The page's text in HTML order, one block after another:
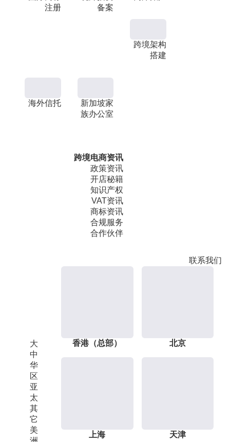
注册
备案
跨境架构
搭建
海外信托
新加坡家
族办公室
跨境电商资讯
政策资讯
开店秘籍
知识产权
VAT资讯
商标资讯
合规服务
合作伙伴
联系我们
大
中
华
区
亚
太
其
它
美
香港（总部） 北京
上海 天津